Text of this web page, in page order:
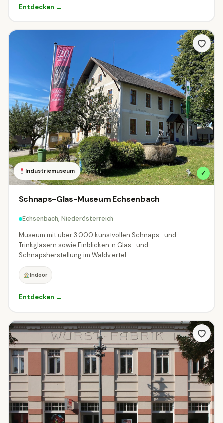
Entdecken →
Industriemuseum ✓
Schnaps-Glas-Museum Echsenbach
Echsenbach, Niederösterreich
Museum mit über 3.000 kunstvollen Schnaps- und
Trinkgläsern sowie Einblicken in Glas- und
Schnapsherstellung im Waldviertel.
Indoor
Entdecken →